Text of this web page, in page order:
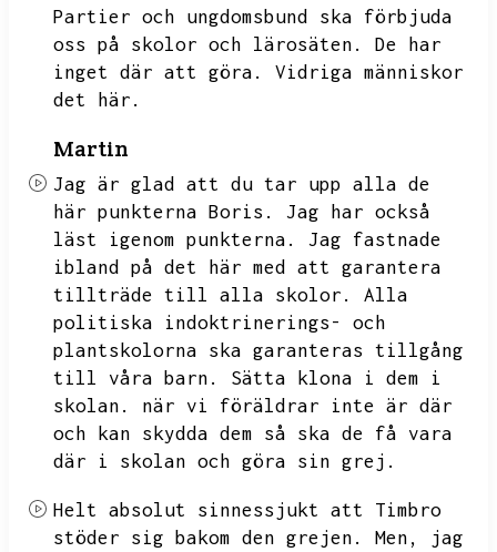
Partier och ungdomsbund ska förbjuda
oss på skolor och lärosäten.
De har
inget där att göra.
Vidriga människor
det här.
Martin
Jag är glad att du tar upp alla de
här punkterna Boris.
Jag har också
läst igenom punkterna.
Jag fastnade
ibland på det här med att garantera
tillträde till alla skolor.
Alla
politiska indoktrinerings- och
plantskolorna ska garanteras tillgång
till våra barn.
Sätta klona i dem i
skolan.
när vi föräldrar inte är där
och kan skydda dem så ska de få vara
där i skolan och göra sin grej.
Helt absolut sinnessjukt att Timbro
stöder sig bakom den grejen.
Men,
jag